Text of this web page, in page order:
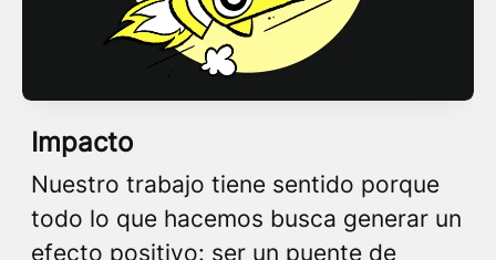
Impacto
Nuestro trabajo tiene sentido porque
todo lo que hacemos busca generar un
efecto positivo: ser un puente de